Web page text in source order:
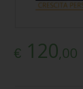
€ 120,00